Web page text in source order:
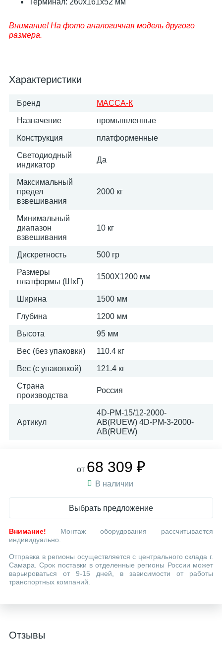
Терминал: 260х161х52 мм
Внимание! На фото аналогичная модель другого
размера.
Характеристики
Бренд МАССА-К
Назначение промышленные
Конструкция платформенные
Светодиодный
индикатор
Да
Максимальный
предел
взвешивания
2000 кг
Минимальный
диапазон
взвешивания
10 кг
Дискретность 500 гр
Размеры
платформы (ШxГ)
1500Х1200 мм
Ширина 1500 мм
Глубина 1200 мм
Высота 95 мм
Вес (без упаковки) 110.4 кг
Вес (с упаковкой) 121.4 кг
Страна
производства
Россия
Артикул
4D-PМ-15/12-2000-
AB(RUEW) 4D-PМ-3-2000-
AB(RUEW)
от 68 309 ₽
В наличии
Выбрать предложение
Внимание! Монтаж оборудования рассчитывается
индивидуально.
Отправка в регионы осуществляется с центрального склада г.
Самара. Срок поставки в отделенные регионы России может
варьироваться от 9-15 дней, в зависимости от работы
транспортных компаний.
Отзывы